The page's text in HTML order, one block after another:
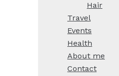
Hair
Travel
Events
Health
About me
Contact